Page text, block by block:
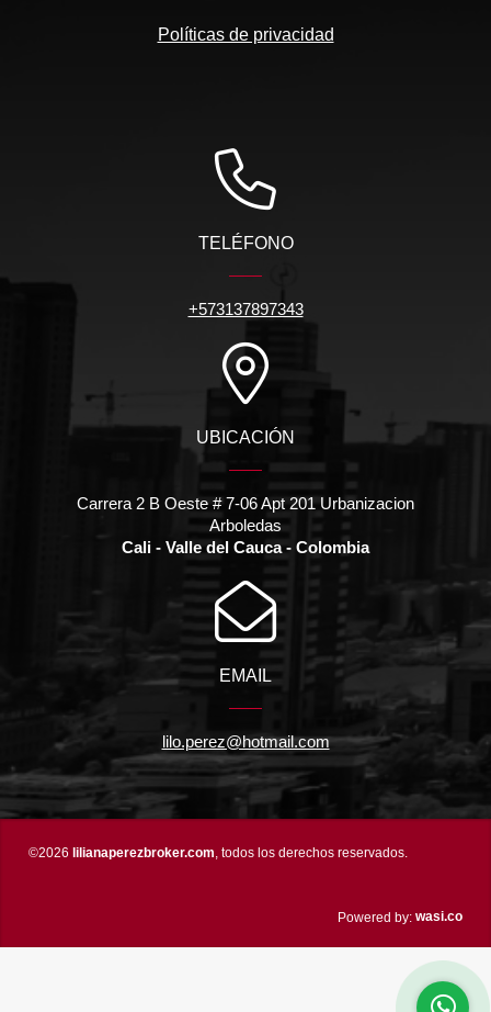
Políticas de privacidad
TELÉFONO
+573137897343
UBICACIÓN
Carrera 2 B Oeste # 7-06 Apt 201 Urbanizacion
Arboledas
Cali - Valle del Cauca - Colombia
EMAIL
lilo.perez@hotmail.com
©2026 lilianaperezbroker.com, todos los derechos reservados.
Powered by: wasi.co